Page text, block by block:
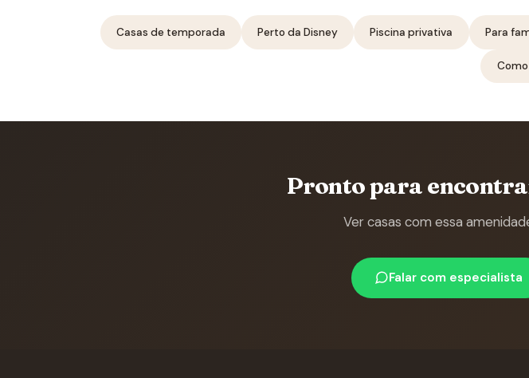
Casas de temporada Perto da Disney Piscina privativa Para
Pronto para
Ver casas com essa
Falar com especialista